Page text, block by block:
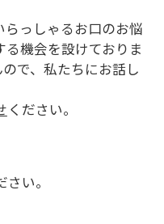
っしゃるお口のお悩
機会を設けておりま
で、私たちにお話し
ください。
い。